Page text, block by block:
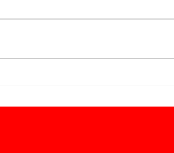
Neuhofen